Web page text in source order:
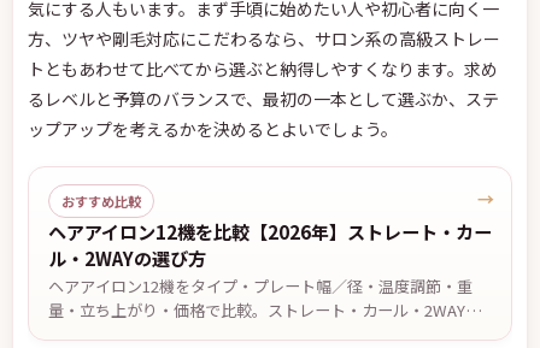
気にする人もいます。まず手頃に始めたい人や初心者に向く一
方、ツヤや剛毛対応にこだわるなら、サロン系の高級ストレー
トともあわせて比べてから選ぶと納得しやすくなります。求め
るレベルと予算のバランスで、最初の一本として選ぶか、ステ
ップアップを考えるかを決めるとよいでしょう。
おすすめ比較
ヘアアイロン12機を比較【2026年】ストレート・カー
ル・2WAYの選び方
ヘアアイロン12機をタイプ・プレート幅／径・温度調節・重
量・立ち上がり・価格で比較。ストレート・カール・2WAYの
違いや、前髪・ショート・ロング・くせ毛など目的別の選び
→